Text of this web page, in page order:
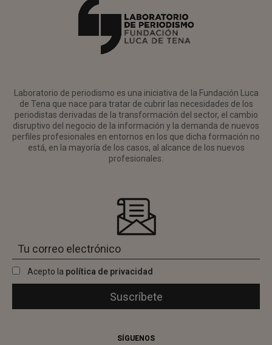
Laboratorio de periodismo es una iniciativa de la Fundación Luca
de Tena que nace para tratar de cubrir las necesidades de los
periodistas derivadas de la transformación del sector, el cambio
disruptivo del negocio de la información y la demanda de nuevos
perfiles profesionales en entornos en los que dicha formación no
está, en la mayoría de los casos, al alcance de los nuevos
profesionales.
Acepto la política de privacidad
SÍGUENOS